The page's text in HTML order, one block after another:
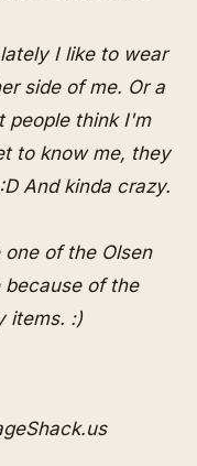
I like to wear
side of me. Or a
people think I'm
to know me, they
And kinda crazy.
of the Olsen
because of the
items. :)